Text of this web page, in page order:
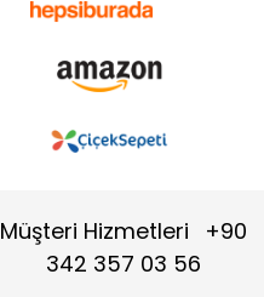
Müşteri Hizmetleri
+90
342 357 03 56